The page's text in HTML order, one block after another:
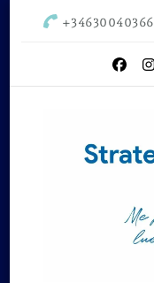
+34630040366